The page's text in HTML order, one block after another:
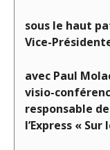
sous le haut
Vice-
avec Paul
visio-
responsable
l’Express « Sur